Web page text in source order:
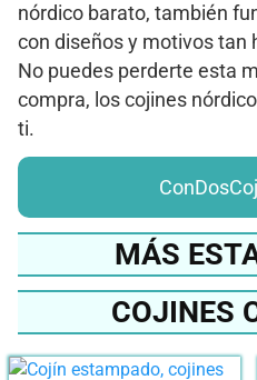
nórdico barato, también
con diseños y motivos tan
No puedes perderte esta
compra, los cojines
ti.
MÁS
COJINES